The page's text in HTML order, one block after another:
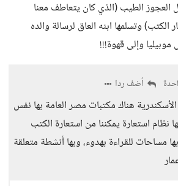
العجوز الطيب (الذي كان يتعاطف معنا
وتسلمها ابنه العاق لرسالة والده
وإلى قهوة!!!
أضف ردا
هناك مكتبات مصر العامة بها نفس
استعارة يمكننا من استعارة الكتب
مساحات للقراءة بهدوء، وبها أنشطة متعلقة